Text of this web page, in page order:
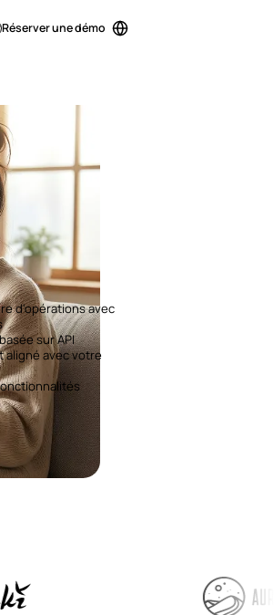
Réserver une démo
d'opérations avec
sur API
aligné avec votre